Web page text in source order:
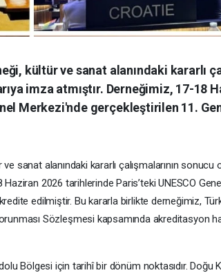
kültür ve sanat alanındaki kararlı
imza atmıştır. Derneğimiz, 17-18
Merkezi'nde gerçekleştirilen 11.
sanat alanındaki kararlı çalışmalarının sonucu
2026 tarihlerinde Paris’teki UNESCO
edilmiştir. Bu kararla birlikte derneğimiz,
Sözleşmesi kapsamında akreditasyon
Bölgesi için tarihî bir dönüm noktasıdır. Doğu